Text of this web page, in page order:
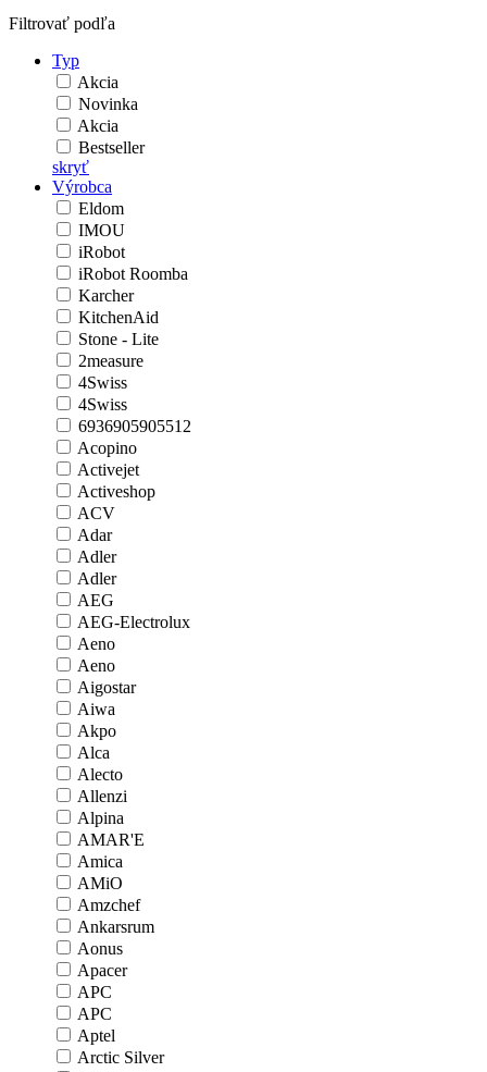
Filtrovať podľa
Typ
Akcia
Novinka
Akcia
Bestseller
skryť
Výrobca
Eldom
IMOU
iRobot
iRobot Roomba
Karcher
KitchenAid
Stone - Lite
2measure
4Swiss
4Swiss
6936905905512
Acopino
Activejet
Activeshop
ACV
Adar
Adler
Adler
AEG
AEG-Electrolux
Aeno
Aeno
Aigostar
Aiwa
Akpo
Alca
Alecto
Allenzi
Alpina
AMAR'E
Amica
AMiO
Amzchef
Ankarsrum
Aonus
Apacer
APC
APC
Aptel
Arctic Silver